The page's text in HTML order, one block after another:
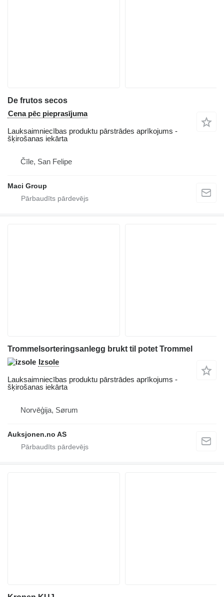
De frutos secos
Cena pēc pieprasījuma
Lauksaimniecības produktu pārstrādes aprīkojums -
šķirošanas iekārta
Čīle, San Felipe
Maci Group
Trommelsorteringsanlegg brukt til potet Trommel
Izsole
Lauksaimniecības produktu pārstrādes aprīkojums -
šķirošanas iekārta
Norvēģija, Sørum
Auksjonen.no AS